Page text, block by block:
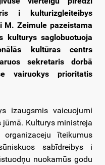
i kulturizgleiteibys
M. Zeimule pazeistama
kulturys saglobuotuoja
kultūras centrs
sekretaris dorbā
vairuokys prioritatis
izaugsmis vaicuojumi
jūmā. Kulturys ministreja
īteikumus
sabīdreibys i
nuokamūs godu